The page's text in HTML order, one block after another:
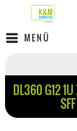
MENÜ
DL360 G12